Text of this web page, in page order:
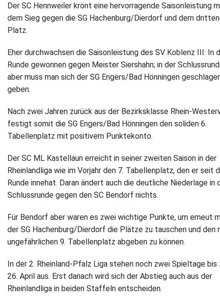
Der SC Hennweiler krönt eine hervorragende Saisonleistung
dem Sieg gegen die SG Hachenburg/Dierdorf und dem dritten
Platz.
Eher durchwachsen die Saisonleistung des SV Koblenz III: In
Runde gewonnen gegen Meister Siershahn; in der
aber muss man sich der SG Engers/Bad Hönningen
geben.
Nach zwei Jahren zurück aus der Bezirksklasse Rhein-
festigt somit die SG Engers/Bad Hönningen den soliden 6.
Tabellenplatz mit positivem Punktekonto.
Der SC ML Kastellaun erreicht in seiner zweiten Saison in der
Rheinlandliga wie im Vorjahr den 7. Tabellenplatz, den er seit
Runde innehat. Daran ändert auch die deutliche Niederlage in
Schlussrunde gegen den SC Bendorf nichts.
Für Bendorf aber waren es zwei wichtige Punkte, um erneut
der SG Hachenburg/Dierdorf die Plätze zu tauschen und den
ungefährlichen 9. Tabellenplatz abgeben zu können.
In der 2. Rheinland-Pfalz Liga stehen noch zwei Spieltage bis
26. April aus. Erst danach wird sich der Abstieg auch aus der
Rheinlandliga in beiden Staffeln entscheiden.